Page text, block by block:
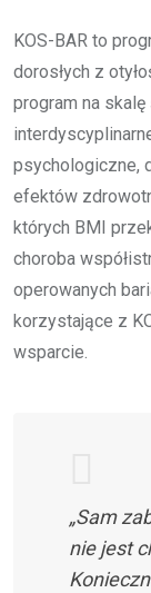
KOS-BAR to
dorosłych z
program na
psychologiczne,
efektów
których BMI
choroba
operowanych
korzystające z
wsparcie.
„Sam
nie jest